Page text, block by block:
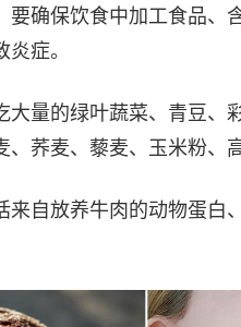
要确保饮食中加工食品、
症。
大量的绿叶蔬菜、青豆、
、荞麦、藜麦、玉米粉
来自放养牛肉的动物蛋白